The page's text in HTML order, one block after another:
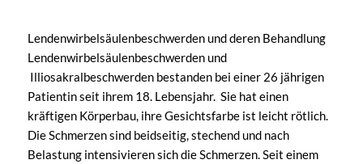
Lendenwirbelsäulenbeschwerden und deren Behandlung
Lendenwirbelsäulenbeschwerden und
Illiosakralbeschwerden bestanden bei einer 26 jährigen
Patientin seit ihrem 18. Lebensjahr. Sie hat einen
kräftigen Körperbau, ihre Gesichtsfarbe ist leicht rötlich.
Die Schmerzen sind beidseitig, stechend und nach
Belastung intensivieren sich die Schmerzen. Seit einem